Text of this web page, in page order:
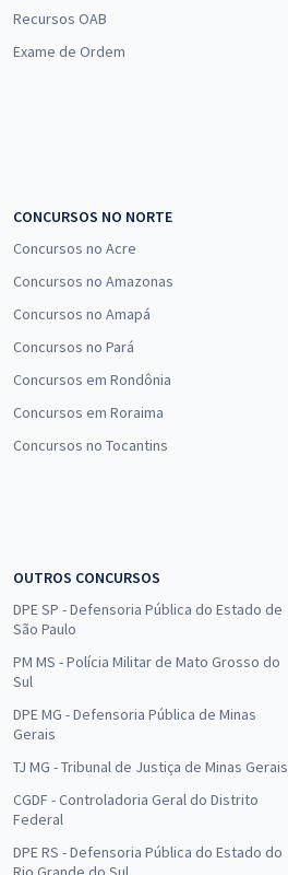
Recursos OAB
Exame de Ordem
CONCURSOS NO NORTE
Concursos no Acre
Concursos no Amazonas
Concursos no Amapá
Concursos no Pará
Concursos em Rondônia
Concursos em Roraima
Concursos no Tocantins
OUTROS CONCURSOS
DPE SP - Defensoria Pública do Estado de
São Paulo
PM MS - Polícia Militar de Mato Grosso do
Sul
DPE MG - Defensoria Pública de Minas
Gerais
TJ MG - Tribunal de Justiça de Minas Gerais
CGDF - Controladoria Geral do Distrito
Federal
DPE RS - Defensoria Pública do Estado do